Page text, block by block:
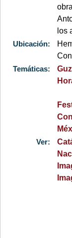
los
Ubicación:
Temáticas:
Ver: